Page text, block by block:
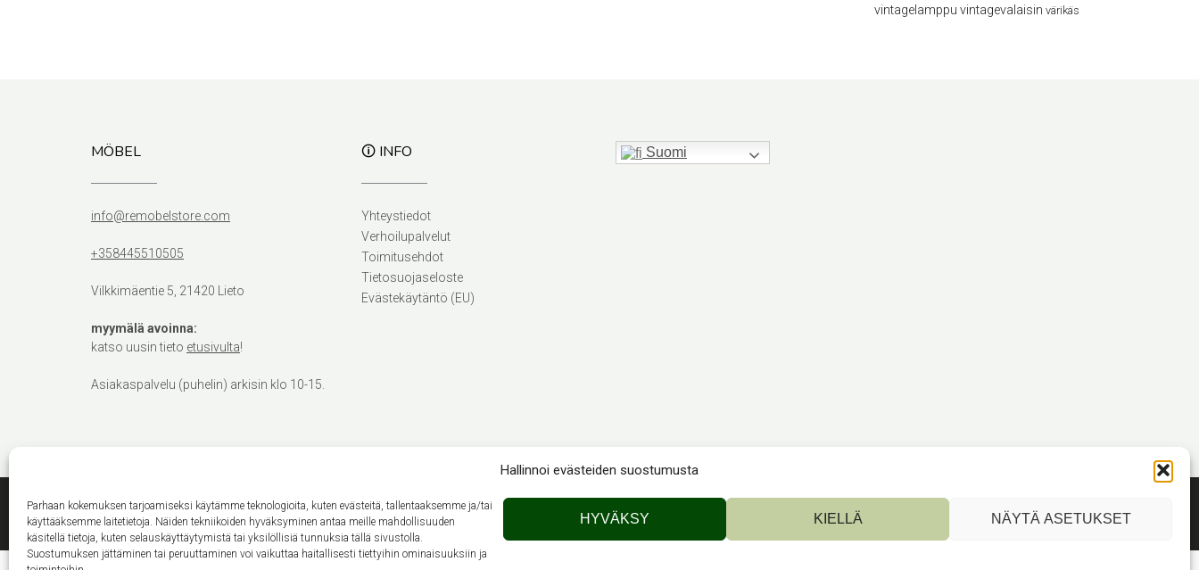
Hallinnoi evästeiden suostumusta
Parhaan kokemuksen tarjoamiseksi käytämme teknologioita, kuten evästeitä, tallentaaksemme ja/tai
käyttääksemme laitetietoja. Näiden tekniikoiden hyväksyminen antaa meille mahdollisuuden
käsitellä tietoja, kuten selauskäyttäytymistä tai yksilöllisiä tunnuksia tällä sivustolla.
Suostumuksen jättäminen tai peruuttaminen voi vaikuttaa haitallisesti tiettyihin ominaisuuksiin ja
HYVÄKSY KIELLÄ NÄYTÄ ASETUKSET
vintagelamppu vintagevalaisin värikäs
MÖBEL
info@remobelstore.com
+358445510505
Vilkkimäentie 5, 21420 Lieto
myymälä avoinna:
katso uusin tieto etusivulta!
Asiakaspalvelu (puhelin) arkisin klo 10-15.
🛈 INFO
Yhteystiedot
Verhoilupalvelut
Toimitusehdot
Tietosuojaseloste
Evästekäytäntö (EU)
Suomi
Theme byOut the Box